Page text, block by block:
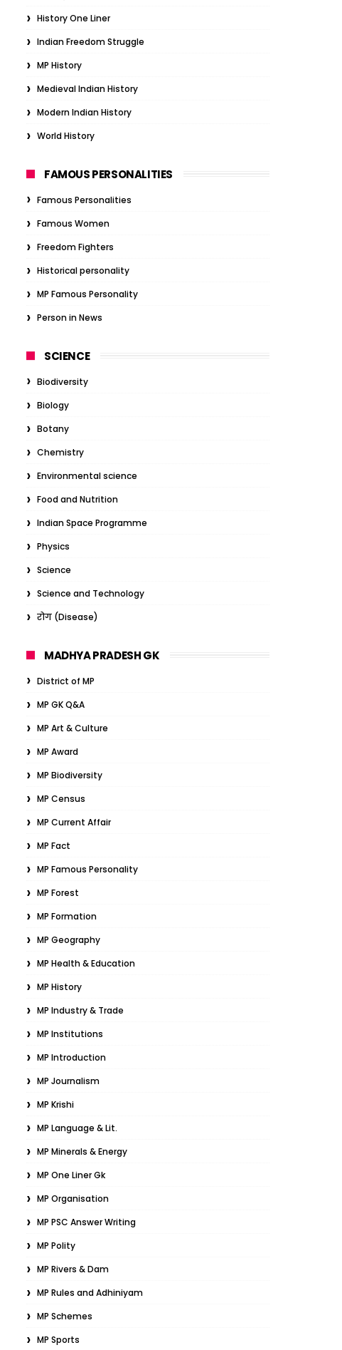
History One Liner
Indian Freedom Struggle
MP History
Medieval Indian History
Modern Indian History
World History
FAMOUS PERSONALITIES
Famous Personalities
Famous Women
Freedom Fighters
Historical personality
MP Famous Personality
Person in News
SCIENCE
Biodiversity
Biology
Botany
Chemistry
Environmental science
Food and Nutrition
Indian Space Programme
Physics
Science
Science and Technology
रोग (Disease)
MADHYA PRADESH GK
District of MP
MP GK Q&A
MP Art & Culture
MP Award
MP Biodiversity
MP Census
MP Current Affair
MP Fact
MP Famous Personality
MP Forest
MP Formation
MP Geography
MP Health & Education
MP History
MP Industry & Trade
MP Institutions
MP Introduction
MP Journalism
MP Krishi
MP Language & Lit.
MP Minerals & Energy
MP One Liner Gk
MP Organisation
MP PSC Answer Writing
MP Polity
MP Rivers & Dam
MP Rules and Adhiniyam
MP Schemes
MP Sports